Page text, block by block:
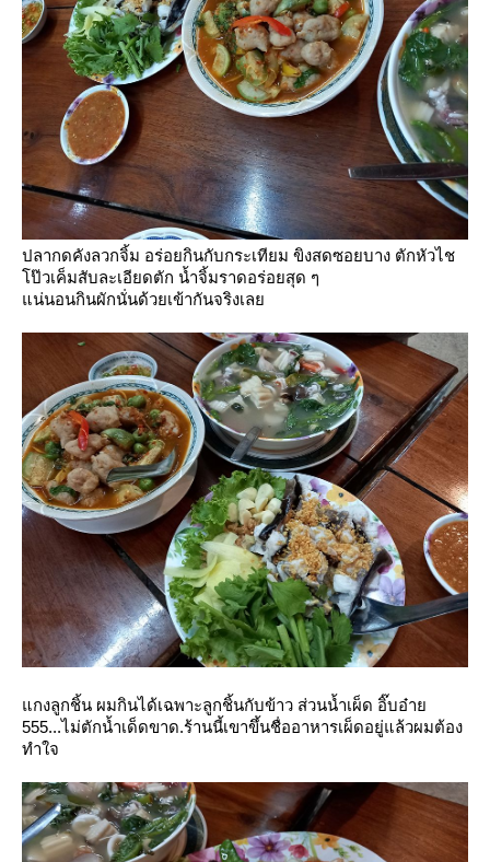
ปลากดคังลวกจิ้ม อร่อยกินกับกระเทียม ขิงสดซอยบาง ตักหัวไช
ป๊วเค็มสับละเอียดตัก น้ำจิ้มราดอร่อยสุด ๆ
น่นอนกินผักนั่นด้วยเข้ากันจริงเล
กงลูกชิ้น ผมกินได้เฉพาะลูกชิ้นกับข้าว ส่วนน้ำเผ็ด อิ๊บอ๋า
555...ไม่ตักน้ำเด็ดขาด.ร้านนี้เขาขึ้นชื่ออาหารเผ็ดอยู่แล้วผมต้อง
ทำใจ